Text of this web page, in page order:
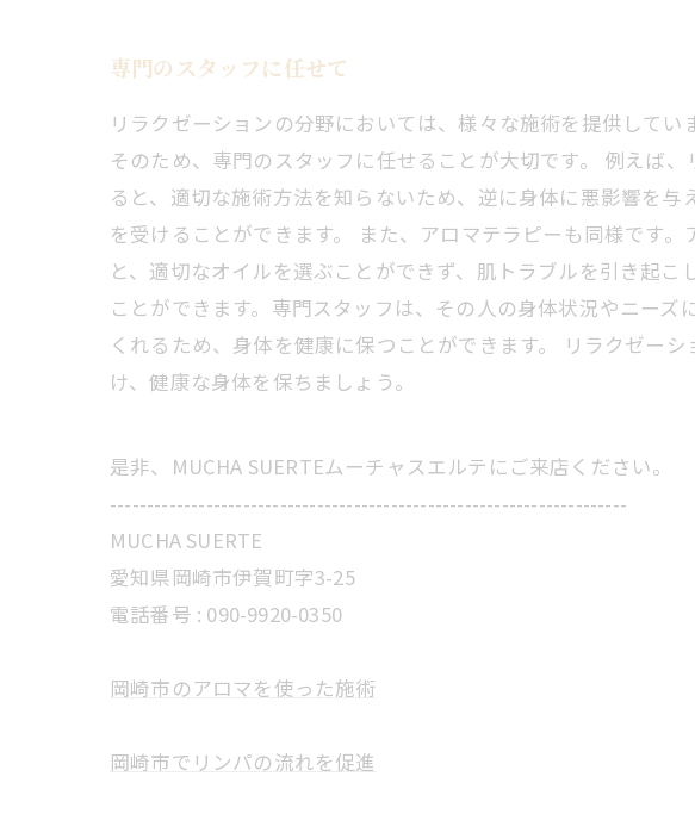
専門のスタッフに任せて
リラクゼーションの分野においては、様々な施術を提供して
そのため、専門のスタッフに任せることが大切です。 例えば
ると、適切な施術方法を知らないため、逆に身体に悪影響を
を受けることができます。 また、アロマテラピーも同様です
と、適切なオイルを選ぶことができず、肌トラブルを引き起
ことができます。専門スタッフは、その人の身体状況やニー
くれるため、身体を健康に保つことができます。 リラクゼー
け、健康な身体を保ちましょう。
是非、MUCHA SUERTEムーチャスエルテにご来店ください。
----------------------------------------------------------------------
MUCHA SUERTE
愛知県岡崎市伊賀町字3-25
電話番号 : 090-9920-0350
岡崎市のアロマを使った施術
岡崎市でリンパの流れを促進